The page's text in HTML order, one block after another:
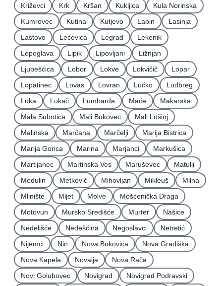
Križevci
Krk Kršan Kukljica
Kula Norinska
Kumrovec
Kutina Kutjevo Labin
Lasinja
Lastovo
Lećevica Legrad
Lekenik
Lepoglava
Lipik Lipovljani
Ližnjan
Ljubešćica
Lobor Lokve Lokvičič
Lopar
Lopatinec
Lovas Lovran Lučko
Ludbreg
Luka
Lukač Lumbarda Mače
Makarska
Mala Subotica
Mali Bukovec
Mali Lošinj
Malinska
Marčana Marčelji
Marija Bistrica
Marija Gorica
Marina Marjanci
Markušica
Martijanec
Martinska Ves Maruševec
Matulji
Medulin
Metković Mihovljan Mikleuš
Milna
Mlinište
Mljet Molve
Mošćenička Draga
Motovun
Mursko Središće Murter
Našice
Nedelišće
Nedeščina Negoslavci
Netretić
Nijemci
Nin Nova Bukovica
Nova Gradiška
Nova Kapela
Novalja
Nova Rača
Novi Golubovec
Novigrad
Novigrad Podravski